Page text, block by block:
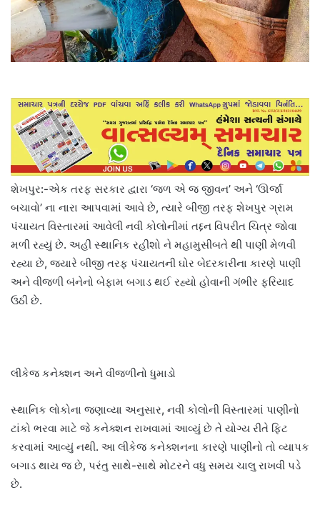
શેખપુર:-એક તરફ સરકાર દ્વારા ‘જળ એ જ જીવન’ અને ‘ઊર્જા
બચાવો’ ના નારા આપવામાં આવે છે, ત્યારે બીજી તરફ શેખપુર ગ્રામ
પંચાયત વિસ્તારમાં આવેલી નવી કોલોનીમાં તદ્દન વિપરીત ચિત્ર જોવા
મળી રહ્યું છે. અહીં સ્થાનિક રહીશો ને મહામુસીબતે થી પાણી મેળવી
રહ્યા છે, જ્યારે બીજી તરફ પંચાયતની ઘોર બેદરકારીના કારણે પાણી
અને વીજળી બંનેનો બેફામ બગાડ થઈ રહ્યો હોવાની ગંભીર ફરિયાદ
ઉઠી છે.
લીકેજ કનેક્શન અને વીજળીનો ધુમાડો
સ્થાનિક લોકોના જણાવ્યા અનુસાર, નવી કોલોની વિસ્તારમાં પાણીનો
ટાંકો ભરવા માટે જે કનેક્શન રાખવામાં આવ્યું છે તે યોગ્ય રીતે ફિટ
કરવામાં આવ્યું નથી. આ લીકેજ કનેક્શનના કારણે પાણીનો તો વ્યાપક
બગાડ થાય જ છે, પરંતુ સાથે-સાથે મોટરને વધુ સમય ચાલુ રાખવી પડે
છે.